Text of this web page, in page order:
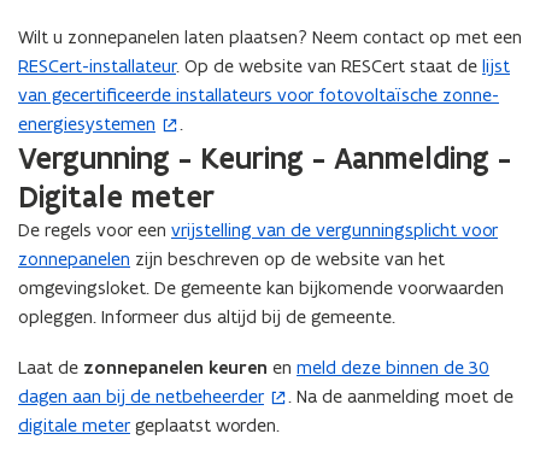
t
e
r
)
Wilt u zonnepanelen laten plaatsen? Neem contact op met een
RESCert-installateur. Op de website van RESCert staat de lijst
van gecertificeerde installateurs voor fotovoltaïsche zonne-
energiesystemen
(
o
e
n
i
n
e
u
.
Vergunning - Keuring - Aanmelding -
Digitale meter
De regels voor een vrijstelling van de vergunningsplicht voor
zonnepanelen zijn beschreven op de website van het
omgevingsloket. De gemeente kan bijkomende voorwaarden
opleggen. Informeer dus altijd bij de gemeente.
Laat de zonnepanelen keuren en meld deze binnen de 30
dagen aan bij de netbeheerder
(
o
. Na de aanmelding moet de
digitale meter geplaatst worden.